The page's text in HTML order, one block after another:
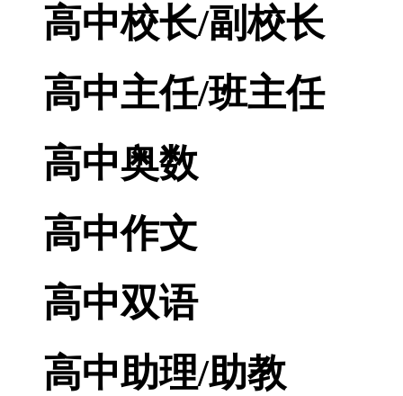
高中校长/副校长
高中主任/班主任
高中奥数
高中作文
高中双语
高中助理/助教